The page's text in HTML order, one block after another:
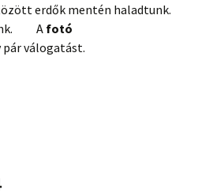
erdők mentén haladtunk.
A fotó
válogatást.